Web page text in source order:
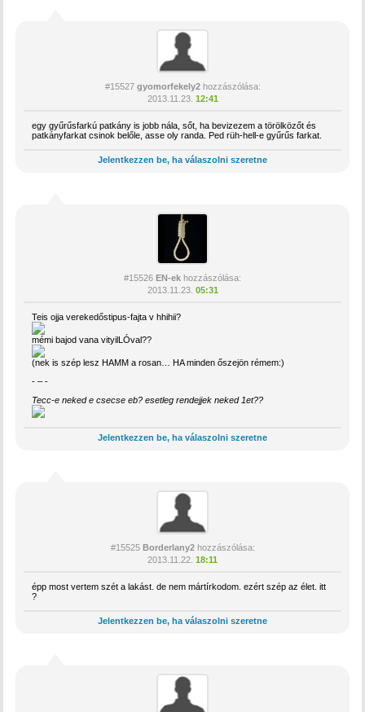
#15527 gyomorfekely2hozzászólása:
2013.11.23. 12:41
egy gyűrűsfarkú patkány is jobb nála, sőt, ha bevizezem a törölközőt és
patkányfarkat csinok belőle, asse oly randa. Ped rüh-hell-e gyűrűs farkat.
Jelentkezzen be, ha válaszolni szeretne
#15526 EN-ek hozzászólása:
2013.11.23. 05:31
Teis ojja verekedőstipus-fajta v hhihii?
mémi bajod vana vityilLÓval??
(nek is szép lesz HAMM a rosan… HA minden őszejön rémem:)
- – -
Tecc-e neked e csecse eb? esetleg rendejjek neked 1et??
Jelentkezzen be, ha válaszolni szeretne
#15525 Borderlany2hozzászólása:
2013.11.22. 18:11
épp most vertem szét a lakást. de nem mártírkodom. ezért szép az élet. itt
?
Jelentkezzen be, ha válaszolni szeretne